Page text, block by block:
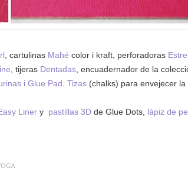
, cartulinas Mahé color i kraft, perforadoras
, tijeras Dentadas , encuadernador de la
i Glue Pad Tizas(chalks) para envejecer la
Linery pastillas 3Dde Glue Dots, lápiz de